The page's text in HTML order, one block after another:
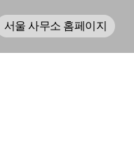
서울 사무소 홈페이지